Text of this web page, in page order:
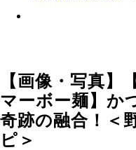
【画像・写真】
マーボー麺】か
奇跡の融合！＜
ピ＞